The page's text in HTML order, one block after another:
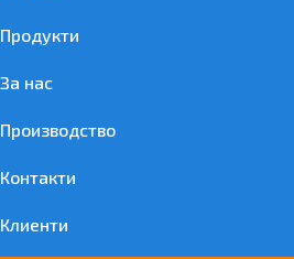
Продукти
За нас
Производство
Контакти
Клиенти